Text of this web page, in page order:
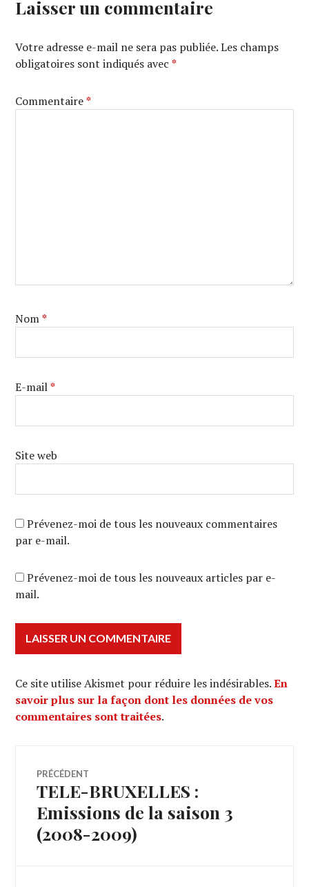
Laisser un commentaire
Votre adresse e-mail ne sera pas publiée. Les champs
obligatoires sont indiqués avec*
Commentaire*
Nom*
E-mail*
Site web
Prévenez-moi de tous les nouveaux commentaires
par e-mail.
Prévenez-moi de tous les nouveaux articles par e-
mail.
Ce site utilise Akismet pour réduire les indésirables.En
savoir plus sur la façon dont les données de vos
commentaires sont traitées.
Navigation
de
l’article
PRÉCÉDENT
Article
précédent :
TELE-BRUXELLES :
Emissions de la saison 3
(2008-2009)